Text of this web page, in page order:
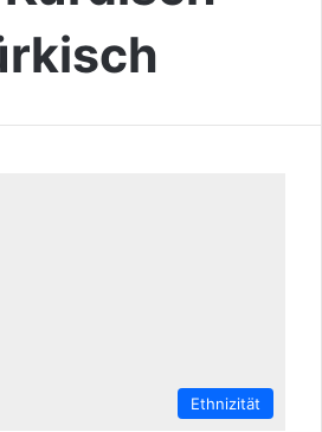
Ethnizität